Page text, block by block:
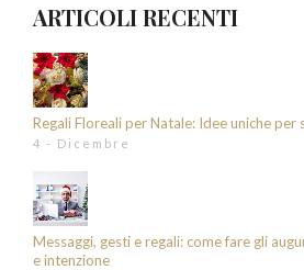
ARTICOLI RECENTI
Regali Floreali per Natale: Idee uniche
4 - Dicembre
Messaggi, gesti e regali: come fare gli
e intenzione